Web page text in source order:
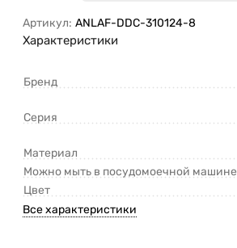
Артикул: ANLAF-DDC-310124-8
Характеристики
Бренд
Серия
Материал
Можно мыть в посудомоечной машине
Цвет
Все характеристики